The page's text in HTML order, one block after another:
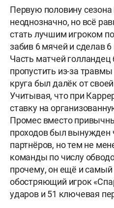
Первую половину сезона
неоднозначно, но всё
стать лучшим игроком
забив 6 мячей и сделав
Часть матчей
пропустить из-за
круга был далёк от
Учитывая, что при
ставку на
Промес вместо
проходов был вынужден
партнёров, но тем не
команды по числу
прочему, он ещё и
обостряющий игрок
ударов и 51 ключевая